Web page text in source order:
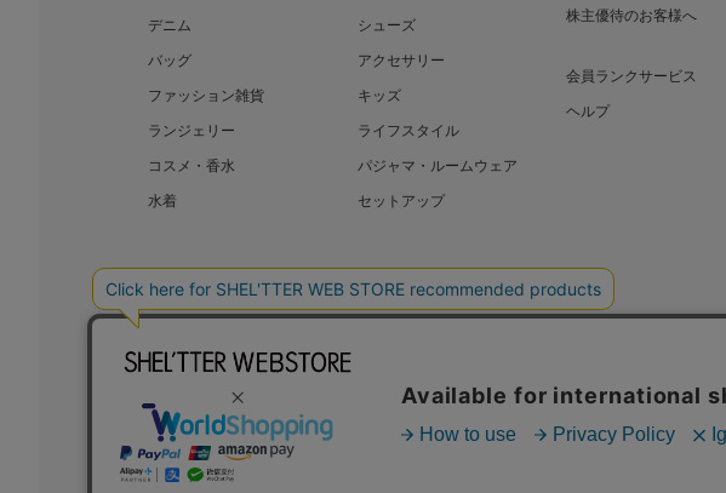
デニム
シューズ
バッグ
アクセサリー
ファッション雑貨
キッズ
ランジェリー
ライフスタイル
コスメ・香水
パジャマ・ルームウェア
水着
セットアップ
株主優待のお客様へ
会員ランクサービス
ヘルプ
BAROQUE JAPAN LIMITED SHEL’TTER GREEN
COPYRIGHT © BAROQUE JAPAN LIMITED ALL RIGHTS RESERVED.